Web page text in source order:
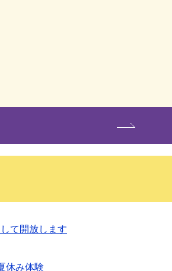
て開放します
休み体験